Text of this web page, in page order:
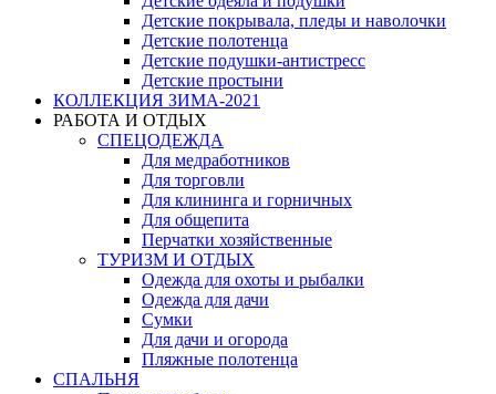
Детские покрывала, пледы и наволочки
Детские полотенца
Детские подушки-антистресс
Детские простыни
КОЛЛЕКЦИЯ ЗИМА-2021
РАБОТА И ОТДЫХ
СПЕЦОДЕЖДА
Для медработников
Для торговли
Для клининга и горничных
Для общепита
Перчатки хозяйственные
ТУРИЗМ И ОТДЫХ
Одежда для охоты и рыбалки
Одежда для дачи
Сумки
Для дачи и огорода
Пляжные полотенца
СПАЛЬНЯ